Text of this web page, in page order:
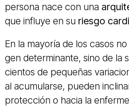
persona nace con una
que influye en su riesgo
En la mayoría de los casos
gen determinante, sino de la
cientos de pequeñas
al acumularse, pueden
protección o hacia la